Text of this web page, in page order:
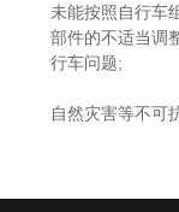
未能按照自行车
部件的不适当调
行车问题;
自然灾害等不可